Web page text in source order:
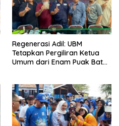
Regenerasi Adil: UBM
Tetapkan Pergiliran Ketua
Umum dari Enam Puak Batak